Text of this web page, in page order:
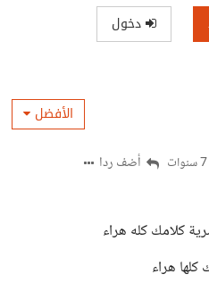
دخول
الأفضل
أضف ردا
كلامك كله هراء
هراء